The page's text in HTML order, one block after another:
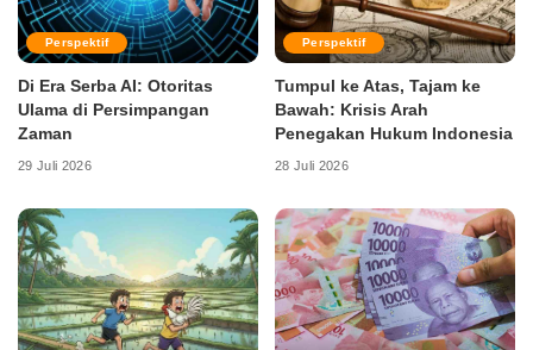
Perspektif
Di Era Serba AI: Otoritas
Ulama di Persimpangan
Zaman
29 Juli 2026
Perspektif
Tumpul ke Atas, Tajam ke
Bawah: Krisis Arah
Penegakan Hukum Indonesia
28 Juli 2026